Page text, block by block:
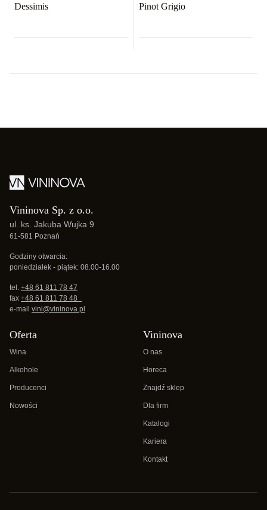
Dessimis Pinot Grigio
Vininova Sp. z o.o.
ul. ks. Jakuba Wujka 9
61-581 Poznań
Godziny otwarcia:
poniedziałek - piątek: 08.00-16.00
tel. +48 61 811 78 47
fax +48 61 811 78 48
e-mail vini@vininova.pl
Oferta
Wina
Alkohole
Producenci
Nowości
Vininova
O nas
Horeca
Znajdź sklep
Dla firm
Katalogi
Kariera
Kontakt